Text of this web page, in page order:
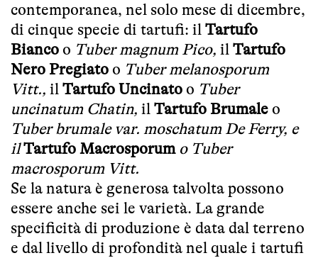
contemporanea, nel solo mese di dicembre,
di cinque specie di tartufi: il Tartufo
Bianco o Tuber magnum Pico, il Tartufo
Nero Pregiato o Tuber melanosporum
Vitt., il Tartufo Uncinato o Tuber
uncinatum Chatin, il Tartufo Brumale o
Tuber brumale var. moschatum De Ferry, e
ilTartufo Macrosporumo Tuber
macrosporum Vitt.
Se la natura è generosa talvolta possono
essere anche sei le varietà. La grande
specificità di produzione è data dal terreno
e dal livello di profondità nel quale i tartufi